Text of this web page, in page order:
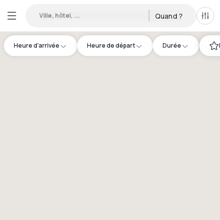
Ville, hôtel, ... Quand ?
Heure d'arrivée Heure de départ Durée